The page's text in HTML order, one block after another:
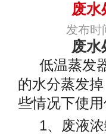
废水
发布
废水
低温蒸发
的水分蒸发
些情况下使
1、废液